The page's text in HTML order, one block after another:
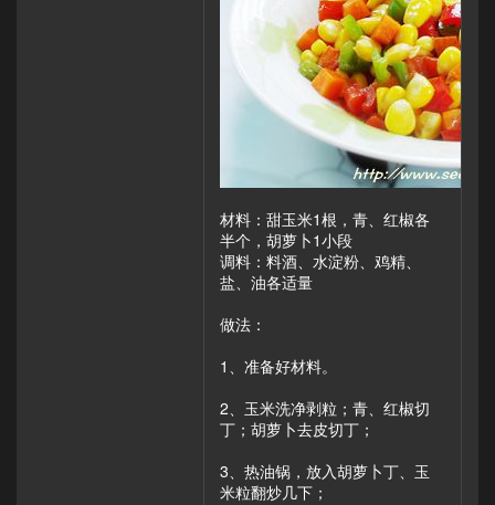
材料：甜玉米1根，青、红椒各
半个，胡萝卜1小段
调料：料酒、水淀粉、鸡精、
盐、油各适量
做法：
1、准备好材料。
2、玉米洗净剥粒；青、红椒切
丁；胡萝卜去皮切丁；
3、热油锅，放入胡萝卜丁、玉
米粒翻炒几下；